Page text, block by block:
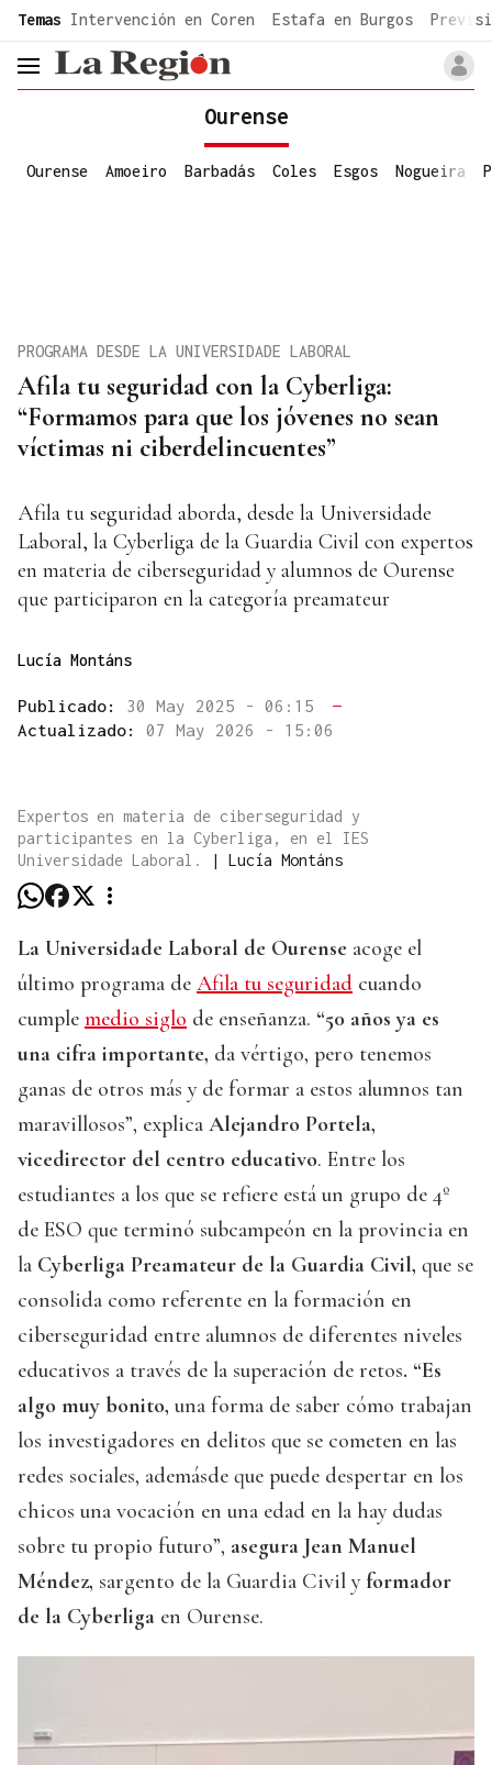
common.go-to-content
Temas Intervención en Coren Estafa en Burgos
header.menu.open
Ourense
Ourense Amoeiro Barbadás Coles Esgos Nogueira
Afila tu seguridad con la Cyberliga:
“Formamos para que los jóvenes no sean
víctimas ni ciberdelincuentes”
PROGRAMA DESDE LA UNIVERSIDADE LABORAL
Afila tu seguridad aborda, desde la Universidade
Laboral, la Cyberliga de la Guardia Civil con expertos
en materia de ciberseguridad y alumnos de Ourense
que participaron en la categoría preamateur
Lucía Montáns
Publicado: 30 May 2025 - 06:15
—
Actualizado: 07 May 2026 - 15:06
Expertos en materia de ciberseguridad y
participantes en la Cyberliga, en el IES
Universidade Laboral.
| Lucía Montáns
La Universidade Laboral de Ourense acoge el
último programa de Afila tu seguridad cuando
cumple medio siglo de enseñanza. “50 años ya es
una cifra importante, da vértigo, pero tenemos
ganas de otros más y de formar a estos alumnos tan
maravillosos”, explica Alejandro Portela,
vicedirector del centro educativo. Entre los
estudiantes a los que se refiere está un grupo de 4º
de ESO que terminó subcampeón en la provincia en
la Cyberliga Preamateur de la Guardia Civil, que se
consolida como referente en la formación en
ciberseguridad entre alumnos de diferentes niveles
educativos a través de la superación de retos. “Es
algo muy bonito, una forma de saber cómo trabajan
los investigadores en delitos que se cometen en las
redes sociales, ademásde que puede despertar en los
chicos una vocación en una edad en la hay dudas
sobre tu propio futuro”, asegura Jean Manuel
Méndez, sargento de la Guardia Civil yformador
de la Cyberliga en Ourense.